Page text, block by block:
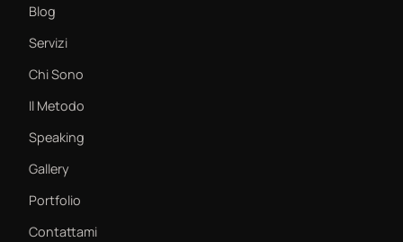
Blog
Servizi
Chi Sono
Il Metodo
Speaking
Gallery
Portfolio
Contattami